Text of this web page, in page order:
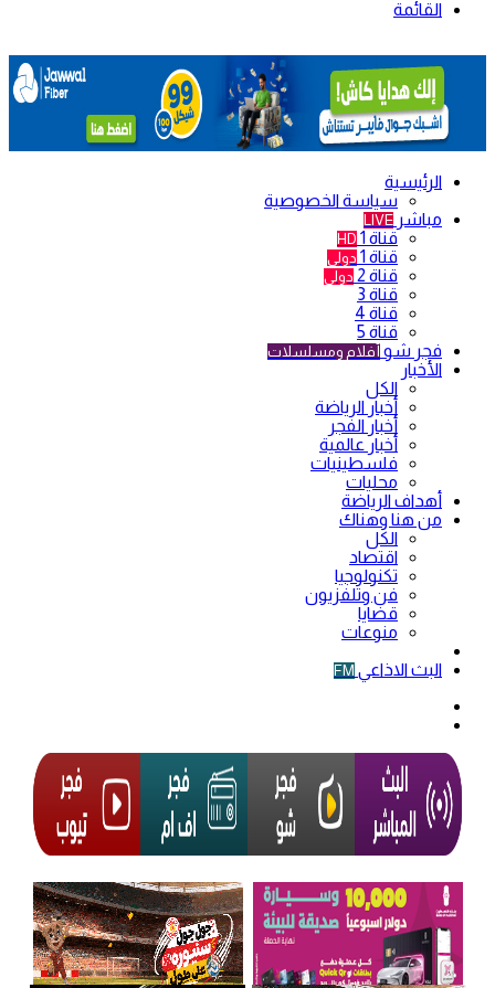
القائمة
الرئيسية
سياسة الخصوصية
مباشر LIVE
قناة 1 HD
قناة 1 دولي
قناة 2 دولي
قناة 3
قناة 4
قناة 5
فجر شو أفلام ومسلسلات
الأخبار
الكل
أخبار الرياضة
أخبار الفجر
أخبار عالمية
فلسطينيات
محليات
أهداف الرياضة
من هنا وهناك
الكل
اقتصاد
تكنولوجيا
فن وتلفزيون
قضايا
منوعات
البث الاذاعي FM